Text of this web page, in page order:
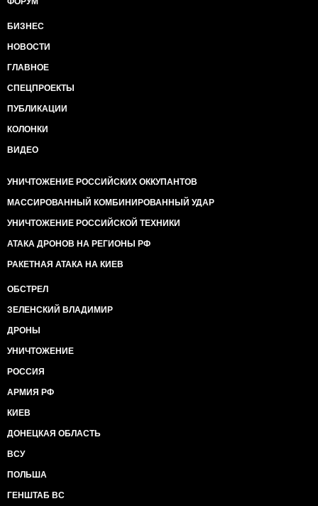
БИЗНЕС
НОВОСТИ
ГЛАВНОЕ
СПЕЦПРОЕКТЫ
ПУБЛИКАЦИИ
КОЛОНКИ
ВИДЕО
УНИЧТОЖЕНИЕ РОССИЙСКИХ ОККУПАНТОВ
МАССИРОВАННЫЙ КОМБИНИРОВАННЫЙ УДАР
УНИЧТОЖЕНИЕ РОССИЙСКОЙ ТЕХНИКИ
АТАКА ДРОНОВ НА РЕГИОНЫ РФ
РАКЕТНАЯ АТАКА НА КИЕВ
ОБСТРЕЛ
ЗЕЛЕНСКИЙ ВЛАДИМИР
ДРОНЫ
УНИЧТОЖЕНИЕ
РОССИЯ
АРМИЯ РФ
КИЕВ
ДОНЕЦКАЯ ОБЛАСТЬ
ВСУ
ПОЛЬША
ГЕНШТАБ ВС